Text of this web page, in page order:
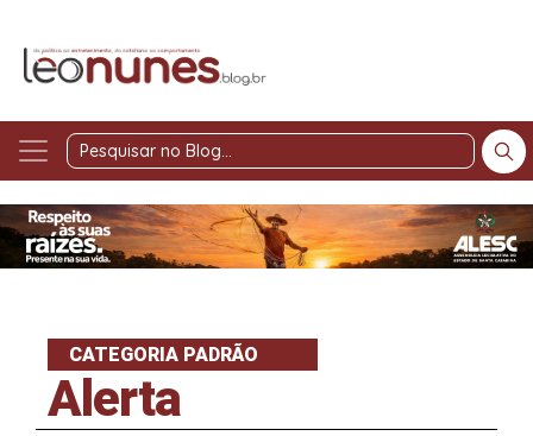
Pesquisar
Blog
CATEGORIA PADRÃO
Alerta